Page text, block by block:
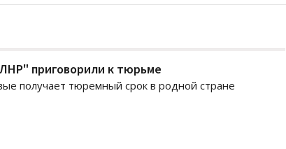
приговорили к тюрьме
получает тюремный срок в родной стране